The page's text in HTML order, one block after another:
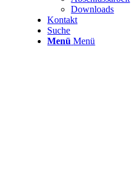
Downloads
Kontakt
Suche
Menü Menü